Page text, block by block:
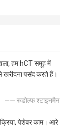
हम hCT समूह में
खरीदना पसंद करते हैं।
—— रुडोल्फ श्टाइनमैन
पेशेवर काम। आरे